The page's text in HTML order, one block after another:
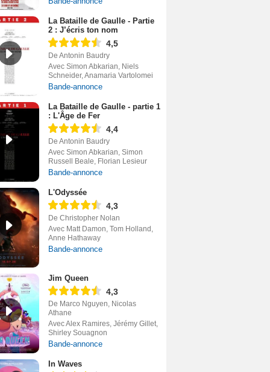
La Bataille de Gaulle - Partie
2 : J’écris ton nom
4,5
De Antonin Baudry
Avec Simon Abkarian, Niels
Schneider, Anamaria Vartolomei
Bande-annonce
La Bataille de Gaulle - partie 1
: L'Âge de Fer
4,4
De Antonin Baudry
Avec Simon Abkarian, Simon
Russell Beale, Florian Lesieur
Bande-annonce
L'Odyssée
4,3
De Christopher Nolan
Avec Matt Damon, Tom Holland,
Anne Hathaway
Bande-annonce
Jim Queen
4,3
De Marco Nguyen, Nicolas
Athane
Avec Alex Ramires, Jérémy Gillet,
Shirley Souagnon
Bande-annonce
In Waves